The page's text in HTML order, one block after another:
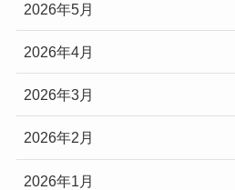
2026年5月
2026年4月
2026年3月
2026年2月
2026年1月